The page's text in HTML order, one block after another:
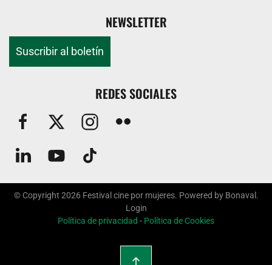
NEWSLETTER
Suscribir al boletín
REDES SOCIALES
© Copyright 2026 Festival cine por mujeres. Powered by Bonaval .
Login
Política de privacidad - Política de Cookies